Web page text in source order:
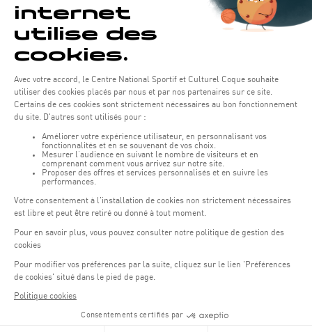
Nombre d'enfants*
Pas plus de 8 enfants pour le mur d'escalade et 15 pour le centre aquatique.